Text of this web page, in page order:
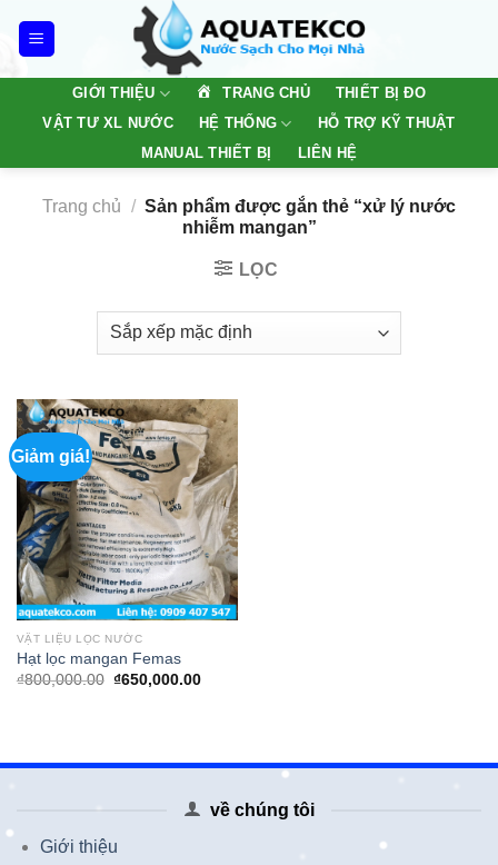
GIỚI THIỆU TRANG CHỦ
THIẾT BỊ ĐO
VẬT TƯ XL NƯỚC
HỆ THỐNG
HỖ TRỢ KỸ THUẬT
MANUAL THIẾT BỊ
LIÊN HỆ
Trang chủ / Sản phẩm được gắn thẻ “xử lý nước
nhiễm mangan”
LỌC
Giảm giá!
VẬT LIỆU LỌC NƯỚC
Hạt lọc mangan Femas
₫800,000.00 Giá
₫650,000.00Giá
về chúng tôi
Giới thiệu